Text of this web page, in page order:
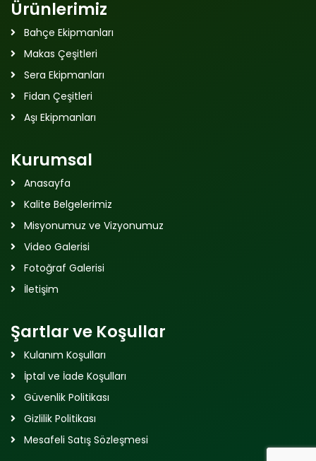
Ürünlerimiz
Bahçe Ekipmanları
Makas Çeşitleri
Sera Ekipmanları
Fidan Çeşitleri
Aşı Ekipmanları
Kurumsal
Anasayfa
Kalite Belgelerimiz
Misyonumuz ve Vizyonumuz
Video Galerisi
Fotoğraf Galerisi
İletişim
Şartlar ve Koşullar
Kulanım Koşulları
İptal ve İade Koşulları
Güvenlik Politikası
Gizlilik Politikası
Mesafeli Satış Sözleşmesi